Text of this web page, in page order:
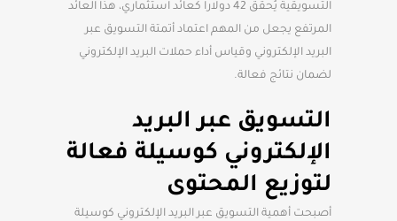
التسويقية يُحقق 42 دولاراً كعائد استثماري، هذا العائد
المرتفع يجعل من المهم اعتماد أتمتة التسويق عبر
البريد الإلكتروني وقياس أداء حملات البريد الإلكتروني
لضمان نتائج فعالة.
التسويق عبر البريد
الإلكتروني كوسيلة فعالة
لتوزيع المحتوى
أصبحت أهمية التسويق عبر البريد الإلكتروني كوسيلة